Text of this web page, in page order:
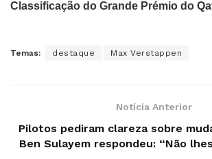
Classificação do Grande Prémio do
Temas: destaque Max Verstappen
Notícia Anterior
Pilotos pediram clareza sobre
Ben Sulayem respondeu: “Não